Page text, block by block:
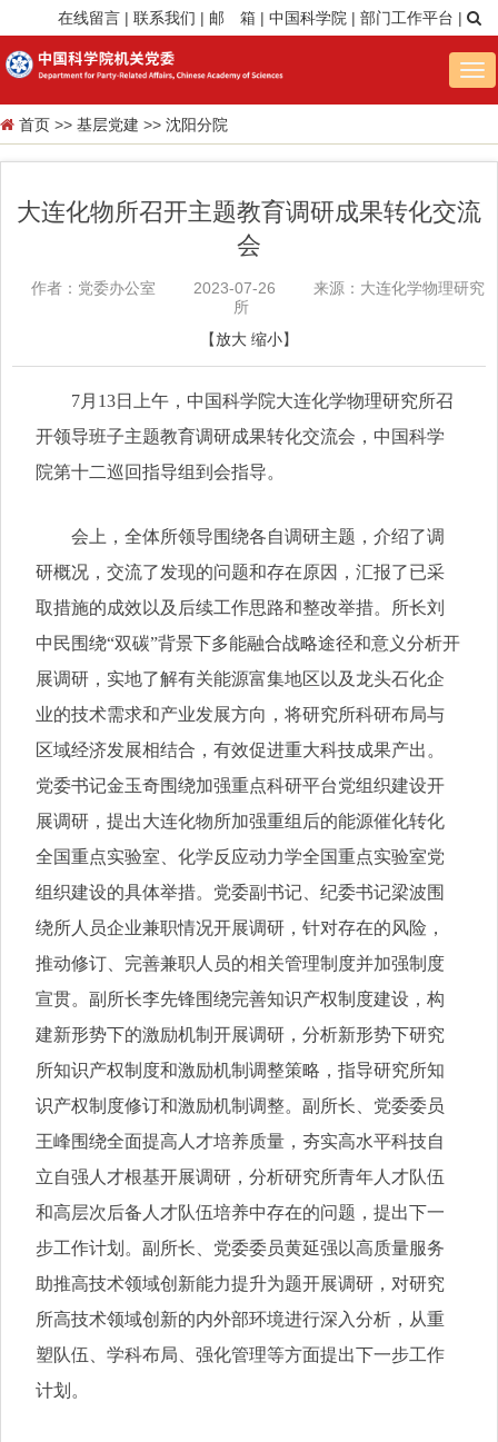
在线留言 | 联系我们 | 邮 箱 | 中国科学院 | 部门工作平台 |
首页 >> 基层党建 >> 沈阳分院
大连化物所召开主题教育调研成果转化交流
会
作者：党委办公室 2023-07-26
来源：大连化学物理研究
所
【放大 缩小】
7月13日上午，中国科学院大连化学物理研究所召
开领导班子主题教育调研成果转化交流会，中国科学
院第十二巡回指导组到会指导。
会上，全体所领导围绕各自调研主题，介绍了调
研概况，交流了发现的问题和存在原因，汇报了已采
取措施的成效以及后续工作思路和整改举措。所长刘
中民围绕“双碳”背景下多能融合战略途径和意义分析开
展调研，实地了解有关能源富集地区以及龙头石化企
业的技术需求和产业发展方向，将研究所科研布局与
区域经济发展相结合，有效促进重大科技成果产出。
党委书记金玉奇围绕加强重点科研平台党组织建设开
展调研，提出大连化物所加强重组后的能源催化转化
全国重点实验室、化学反应动力学全国重点实验室党
组织建设的具体举措。党委副书记、纪委书记梁波围
绕所人员企业兼职情况开展调研，针对存在的风险，
推动修订、完善兼职人员的相关管理制度并加强制度
宣贯。副所长李先锋围绕完善知识产权制度建设，构
建新形势下的激励机制开展调研，分析新形势下研究
所知识产权制度和激励机制调整策略，指导研究所知
识产权制度修订和激励机制调整。副所长、党委委员
王峰围绕全面提高人才培养质量，夯实高水平科技自
立自强人才根基开展调研，分析研究所青年人才队伍
和高层次后备人才队伍培养中存在的问题，提出下一
步工作计划。副所长、党委委员黄延强以高质量服务
助推高技术领域创新能力提升为题开展调研，对研究
所高技术领域创新的内外部环境进行深入分析，从重
塑队伍、学科布局、强化管理等方面提出下一步工作
计划。